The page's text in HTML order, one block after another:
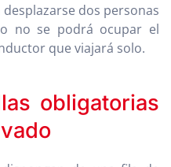
dos personas
no se podrá ocupar el
que viajará solo.
obligatorias